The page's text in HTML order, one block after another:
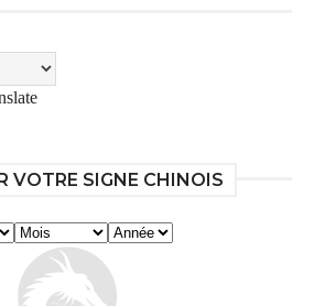
VOTRE SIGNE CHINOIS